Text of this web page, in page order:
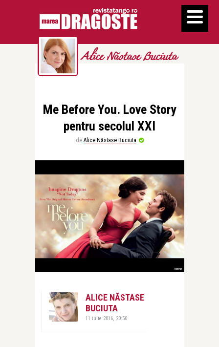
Alice Năstase Buciuta
Me Before You. Love Story
pentru secolul XXI
de Alice Năstase Buciuta
ALICE NĂSTASE
BUCIUTA
11 iulie 2016, 20:50